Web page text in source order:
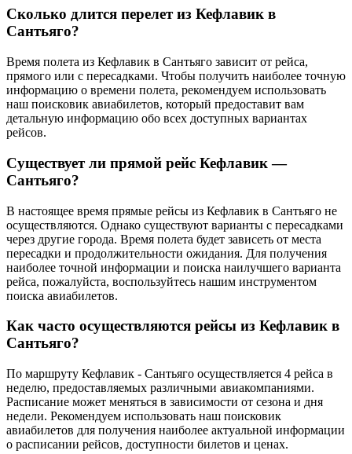
Сколько длится перелет из Кефлавик в
Сантьяго?
Время полета из Кефлавик в Сантьяго зависит от рейса,
прямого или с пересадками. Чтобы получить наиболее точную
информацию о времени полета, рекомендуем использовать
наш поисковик авиабилетов, который предоставит вам
детальную информацию обо всех доступных вариантах
рейсов.
Существует ли прямой рейс Кефлавик —
Сантьяго?
В настоящее время прямые рейсы из Кефлавик в Сантьяго не
осуществляются. Однако существуют варианты с пересадками
через другие города. Время полета будет зависеть от места
пересадки и продолжительности ожидания. Для получения
наиболее точной информации и поиска наилучшего варианта
рейса, пожалуйста, воспользуйтесь нашим инструментом
поиска авиабилетов.
Как часто осуществляются рейсы из Кефлавик в
Сантьяго?
По маршруту Кефлавик - Сантьяго осуществляется 4 рейса в
неделю, предоставляемых различными авиакомпаниями.
Расписание может меняться в зависимости от сезона и дня
недели. Рекомендуем использовать наш поисковик
авиабилетов для получения наиболее актуальной информации
о расписании рейсов, доступности билетов и ценах.